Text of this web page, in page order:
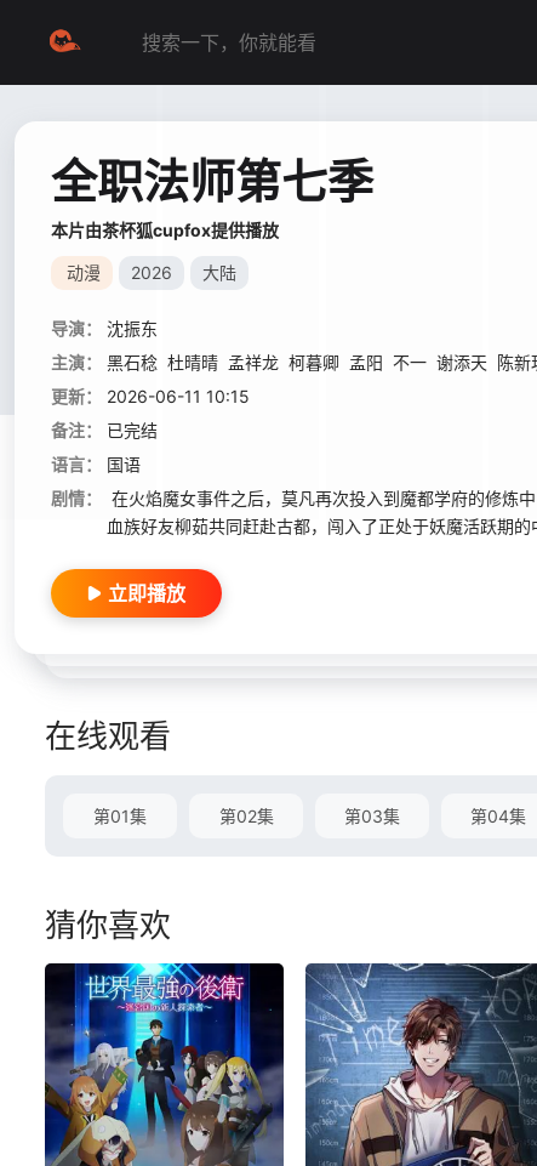
全职法师第七季
本片由茶杯狐cupfox提供播放
动漫 2026 大陆
导演：
沈振东
主演：
黑石稔 杜晴晴 孟祥龙 柯暮卿 孟阳 不一 谢添天 陈新
更新：
2026-06-11 10:15
备注：
已完结
语言：
国语
剧情：
在火焰魔女事件之后，莫凡再次投入到魔都学府的修炼
血族好友柳茹共同赶赴古都，闯入了正处于妖魔活跃期的
立即播放
在线观看
第01集 第02集 第03集 第04集
猜你喜欢